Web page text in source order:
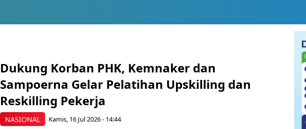
NASIONAL
Dukung Korban PHK, Kemnaker dan
Sampoerna Gelar Pelatihan Upskilling dan
Reskilling Pekerja
Kamis, 16 Jul 2026 - 14:44